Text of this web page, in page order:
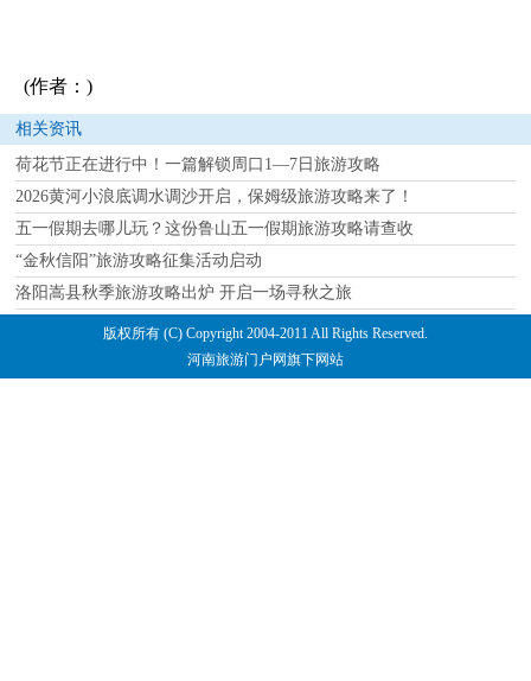
(作者：)
相关资讯
荷花节正在进行中！一篇解锁周口1—7日旅游攻略
2026黄河小浪底调水调沙开启，保姆级旅游攻略来了！
五一假期去哪儿玩？这份鲁山五一假期旅游攻略请查收
“金秋信阳”旅游攻略征集活动启动
洛阳嵩县秋季旅游攻略出炉 开启一场寻秋之旅
版权所有 (C) Copyright 2004-2011 All Rights Reserved.
河南旅游门户网旗下网站